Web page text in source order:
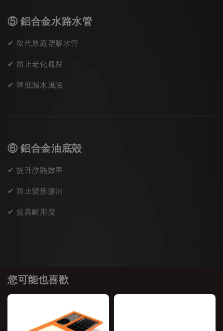
⑤ 鋁合金水路水管
✔ 取代原廠塑膠水管
✔ 防止老化龜裂
✔ 降低漏水風險
⑥ 鋁合金油底殼
✔ 提升散熱效率
✔ 防止變形滲油
✔ 提高耐用度
您可能也喜歡